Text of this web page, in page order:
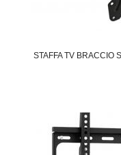
STAFFA TV BRACCIO